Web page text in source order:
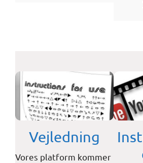
Vejledning
Vores platform kommer